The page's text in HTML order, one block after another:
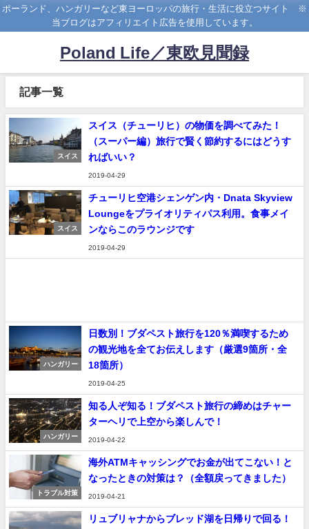
ポーランド、ハンガリーなど東ヨーロッパの旅行・生活に役立つサイト ※
当ブログはアフィリエイト広告を使用しています。
Poland Life／東欧見聞録
記事一覧
スイス
スイス（チューリヒ）の物価を調べてみた！
（スーパー編）旅行で賢く節約するにはどうす
ればいい？
2019-04-29
スイス
チューリヒ空港シェンゲン内・Dnata Skyview
Loungeをプライオリティパス利用。食事メイ
ンならこのラウンジです
2019-04-29
ハンガリー
日数別！ブダペスト旅行を120％満喫するため
の観光地を全てお伝えします（厳選9箇所・全
18箇所）
2019-04-25
ハンガリー
知る人ぞ知る！ブダペスト旅行の締めはチャー
ターヘリで上空から楽しんで！
2019-04-22
トラブル対策
海外ATMキャッシングでお金が出てこない！と
なったときの対策は？（全額戻ってきました）
2019-04-21
リュブリャナからブレッド湖を日帰りで回る！